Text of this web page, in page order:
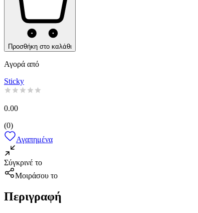
Προσθήκη στο καλάθι
Αγορά από
Sticky
0.00
(0)
Αγαπημένα
Σύγκρινέ το
Μοιράσου το
Περιγραφή